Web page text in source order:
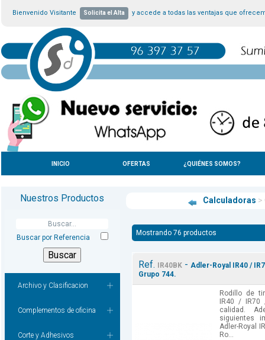
Bienvenido Visitante Solicita el Alta y accede a todas las ventajas que
INICIO OFERTAS ¿QUIÉNES SOMOS?
Nuestros Productos
Buscar por Referencia
Archivo y Clasificacion
Complementos de oficina
Corte y Adhesivos
Calculadoras >
Mostrando 76 productos
Ref. IR40BK- Adler-Royal IR40 /
Grupo 744.
Rodillo de
IR40 / IR70
calidad.
siguientes
Adler-Royal
Ro...